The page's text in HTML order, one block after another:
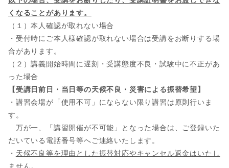
くなることがあります。
（１）本人確認が取れない場合
・受付時にご本人様確認が取れない場合は受講をお断りする場
合があります。
（２）講義開始時間に遅刻・受講態度不良・試験中に不正があ
った場合
【受講日前日・当日等の天候不良・災害による振替希望】
・講習会場が「使用不可」にならない限り講習は原則行いま
す。
万が一、「講習開催が不可能」となった場合は、ご登録いた
だいている電話番号等へご連絡いたします。
・ 天候不良等を理由とした振替対応やキャンセル返金はいたし
ません。